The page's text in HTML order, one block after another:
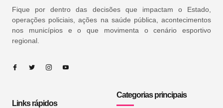
Fique por dentro das decisões que impactam o Estado,
operações policiais, ações na saúde pública, acontecimentos
nos municípios e o que movimenta o cenário esportivo
regional.
Links rápidos
Categorias principais